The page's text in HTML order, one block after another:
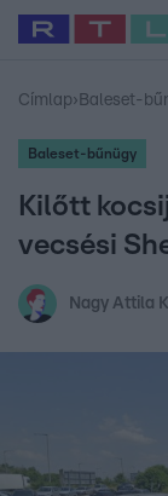
Legfrissebb RTL
Babits Marcella
Címlap› Baleset-
Baleset-bűnügy
Kilőtt
vecsési
Nagy Attila